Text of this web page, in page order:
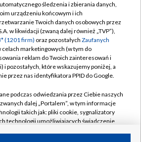
TVP
TVP
Cyfrowa
Regulamin TVP
prywatności
Moje zgody
Pomoc
Kontakt
Kanały
śledzenia i zbierania danych,
urządzeniu końcowym i ich
Twoich danych osobowych przez
w likwidacji (zwaną dalej również „TVP”),
(1201 firm) oraz pozostałych Zaufanych
celach marketingowych (w tym do
reklam do Twoich zainteresowań i
i pozostałych, które wskazujemy poniżej, a
przez nas identyfikatora PPID do Google.
podczas odwiedzania przez Ciebie naszych
zwanych dalej „Portalem”, w tym informacje
takich jak: pliki cookie, sygnalizatory
technologii umożliwiających świadczenie